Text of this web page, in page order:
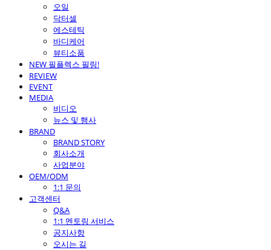
오일
닥터셀
에스테틱
바디케어
뷰티소품
NEW 필플렉스 필링!
REVIEW
EVENT
MEDIA
비디오
뉴스 및 행사
BRAND
BRAND STORY
회사소개
사업분야
OEM/ODM
1:1 문의
고객센터
Q&A
1:1 멘토링 서비스
공지사항
오시는 길